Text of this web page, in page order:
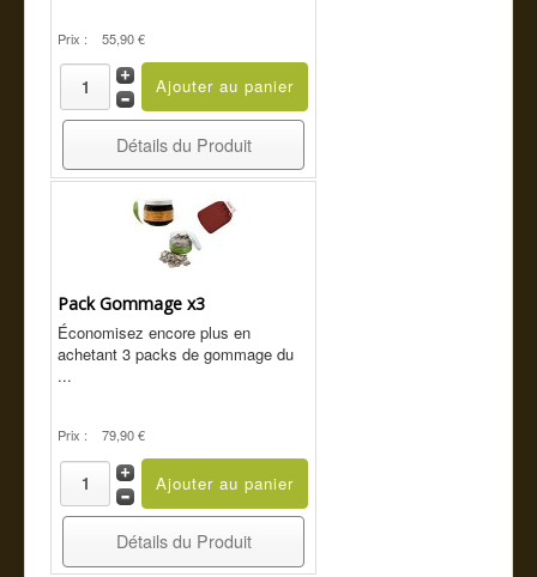
Prix : 55,90 €
Détails du Produit
Pack Gommage x3
Économisez encore plus en
achetant 3 packs de gommage du
...
Prix : 79,90 €
Détails du Produit